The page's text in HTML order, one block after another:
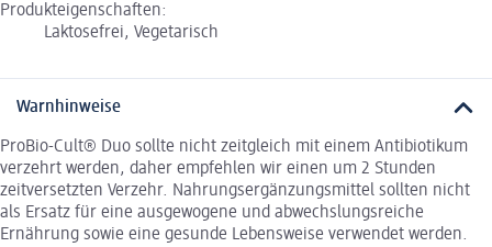
Produkteigenschaften:
Laktosefrei, Vegetarisch
Warnhinweise
ProBio-Cult® Duo sollte nicht zeitgleich mit einem Antibiotikum
verzehrt werden, daher empfehlen wir einen um 2 Stunden
zeitversetzten Verzehr. Nahrungsergänzungsmittel sollten nicht
als Ersatz für eine ausgewogene und abwechslungsreiche
Ernährung sowie eine gesunde Lebensweise verwendet werden.